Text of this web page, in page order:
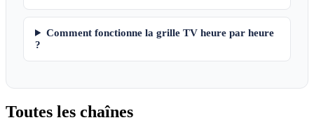
Comment fonctionne la grille TV heure par heure
?
Toutes les chaînes